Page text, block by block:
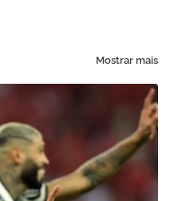
Mostrar mais